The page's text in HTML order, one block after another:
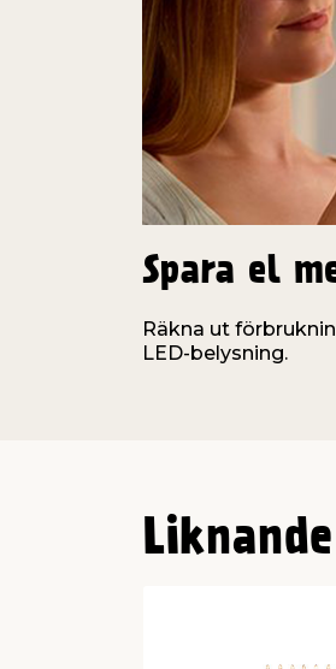
Spara el
Räkna ut
LED-belysning.